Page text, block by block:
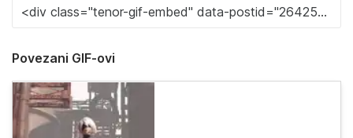
Povezani GIF-ovi